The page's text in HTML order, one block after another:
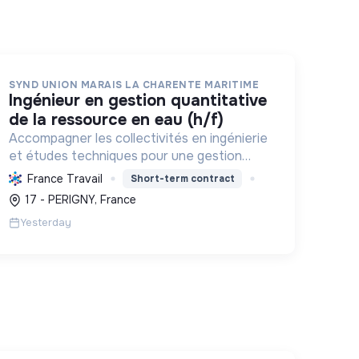
SYND UNION MARAIS LA CHARENTE MARITIME
ingénieur en gestion quantitative
de la ressource en eau (h/f)
Accompagner les collectivités en ingénierie
et études techniques pour une gestion
durable de l'eau, prévenir les inondations et
préserver les milieux aquatiques face au
changement climatique.
France Travail Short-term contract
17 - PERIGNY, France
Yesterday